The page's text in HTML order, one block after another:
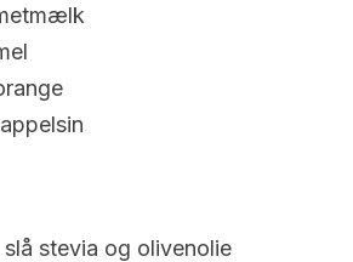
slå stevia og olivenolie